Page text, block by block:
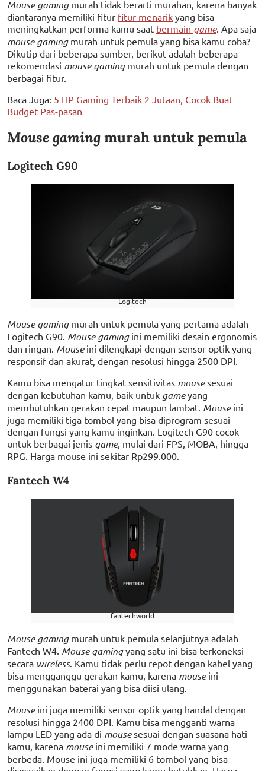
Mouse gamingmurah tidak berarti murahan, karena banyak
diantaranya memiliki fitur-fitur menarik yang bisa
meningkatkan performa kamu saat bermain game. Apa saja
mouse gamingmurah untuk pemula yang bisa kamu coba?
Dikutip dari beberapa sumber, berikut adalah beberapa
rekomendasi mouse gamingmurah untuk pemula dengan
berbagai fitur.
Baca Juga: 5 HP Gaming Terbaik 2 Jutaan, Cocok Buat
Budget Pas-pasan
Mouse gamingmurah untuk pemula
Logitech G90
Logitech
Mouse gaming murah untuk pemula yang pertama adalah
Logitech G90. Mouse gamingini memiliki desain ergonomis
dan ringan. Mouseini dilengkapi dengan sensor optik yang
responsif dan akurat, dengan resolusi hingga 2500 DPI.
Kamu bisa mengatur tingkat sensitivitas mousesesuai
dengan kebutuhan kamu, baik untuk gameyang
membutuhkan gerakan cepat maupun lambat. Mouseini
juga memiliki tiga tombol yang bisa diprogram sesuai
dengan fungsi yang kamu inginkan. Logitech G90 cocok
untuk berbagai jenis game, mulai dari FPS, MOBA, hingga
RPG. Harga mouse ini sekitar Rp299.000.
Fantech W4
fantechworld
Mouse gaming murah untuk pemula selanjutnya adalah
Fantech W4. Mouse gamingyang satu ini bisa terkoneksi
secara wireless. Kamu tidak perlu repot dengan kabel yang
bisa mengganggu gerakan kamu, karena mouseini
menggunakan baterai yang bisa diisi ulang.
Mouseini juga memiliki sensor optik yang handal dengan
resolusi hingga 2400 DPI. Kamu bisa mengganti warna
lampu LED yang ada di mousesesuai dengan suasana hati
kamu, karena mouse ini memiliki 7 mode warna yang
berbeda. Mouse ini juga memiliki 6 tombol yang bisa